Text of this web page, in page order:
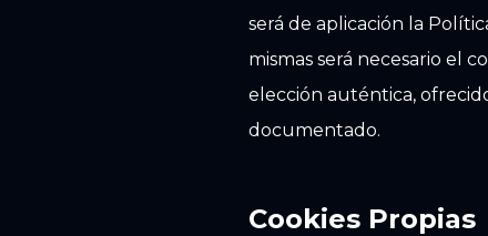
será de aplicación la
mismas será necesario el
elección auténtica,
documentado.
Cookies Propias